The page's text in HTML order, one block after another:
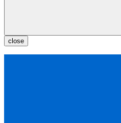
close